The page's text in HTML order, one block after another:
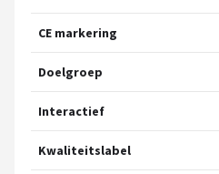
CE markering
Doelgroep
Interactief
Kwaliteitslabel